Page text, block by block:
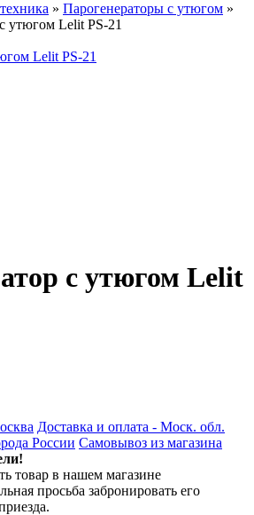
» Парогенераторы с утюгом »
утюгом Lelit PS-21
с утюгом Lelit
Доставка и оплата - Моск. обл.
России Самовывоз из магазина
товар в нашем магазине
просьба забронировать его